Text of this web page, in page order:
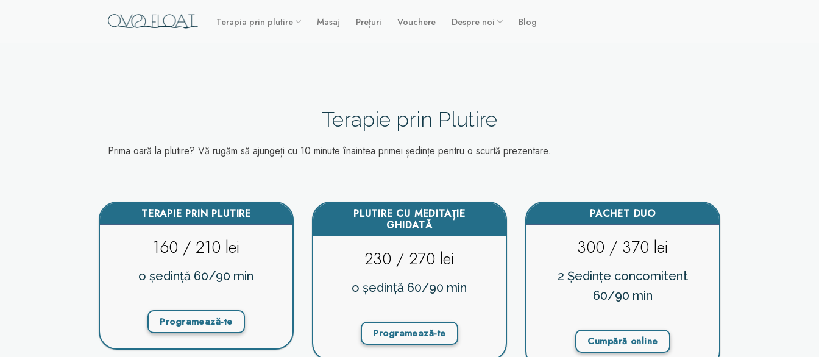
Terapia prin plutire Masaj Prețuri Vouchere Despre noi Blog
Terapie prin Plutire
Prima oară la plutire? Vă rugăm să ajungeți cu 10 minute înaintea primei ședințe pentru o scurtă prezentare.
TERAPIE PRIN PLUTIRE
160 / 210 lei
o ședință 60/90 min
Programează-te
PLUTIRE CU MEDITAȚIE
GHIDATĂ
230 / 270 lei
o ședință 60/90 min
Programează-te
PACHET DUO
300 / 370 lei
2 Ședințe concomitent
60/90 min
Cumpără online